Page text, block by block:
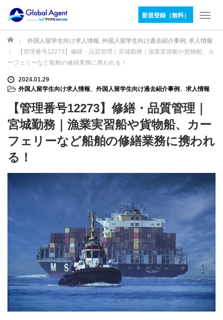
新規登録（無料）
T
g
a
g
t
n
ホーム 外国人留学生向け求人情報, 外国人留学生向け過去紹介事例 , 求人情報
【管理番号12273】修繕・品質管理｜宮城勤務｜漁業実習船や貨物船、カ
ーフェリーなど船舶の修繕業務に携われる！
2024.01.29
外国人留学生向け求人情報、 外国人留学生向け過去紹介事例 、 求人情報
【管理番号12273】修繕・品質管理｜
宮城勤務｜漁業実習船や貨物船、カー
フェリーなど船舶の修繕業務に携われ
る！